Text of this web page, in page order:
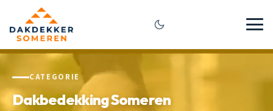
CATEGORIE
Dakbedekking Someren